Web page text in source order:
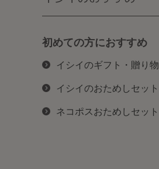
初めての方におすすめ
イシイのギフト・贈り物
イシイのおためしセット
ネコポスおためしセット